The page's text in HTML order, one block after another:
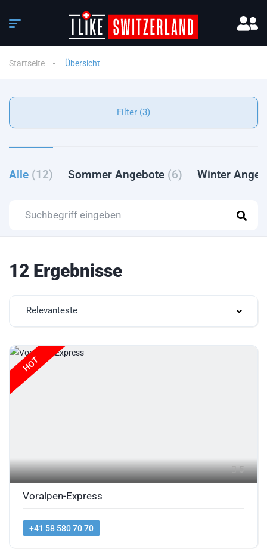
Startseite Übersicht
Filter (3)
Alle (12) Sommer Angebote (6) Winter
12 Ergebnisse
Relevanteste
HOT
5
Voralpen-Express
+41 58 580 70 70